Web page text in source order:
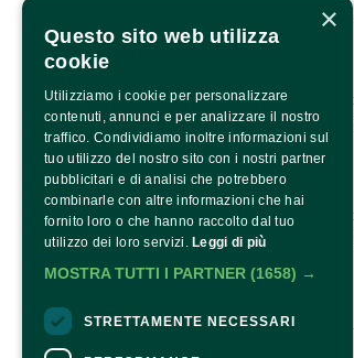
×
Questo sito web utilizza
cookie
Utilizziamo i cookie per personalizzare
contenuti, annunci e per analizzare il nostro
traffico. Condividiamo inoltre informazioni sul
tuo utilizzo del nostro sito con i nostri partner
pubblicitari e di analisi che potrebbero
combinarle con altre informazioni che hai
fornito loro o che hanno raccolto dal tuo
utilizzo dei loro servizi. Leggi di più
MOSTRA TUTTI I PARTNER (1658) →
STRETTAMENTE NECESSARI